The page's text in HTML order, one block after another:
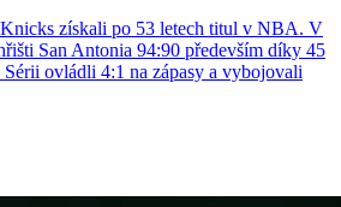
získali po 53 letech titul v NBA. V
San Antonia 94:90 především díky 45
Sérii ovládli 4:1 na zápasy a vybojovali